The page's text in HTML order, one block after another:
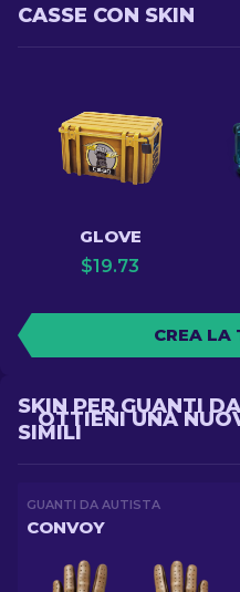
CASSE CON SKIN
GLOVE
$19.73
CREA LA
OTTIENI UNA
SKIN PER GUANTI
SIMILI
GUANTI DA AUTISTA
CONVOY